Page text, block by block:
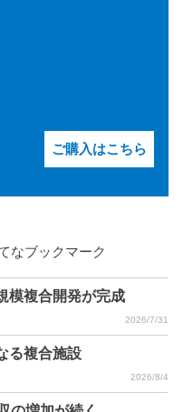
ご購入はこちら
なブックマーク
模複合開発が完成
2026/7/31
る複合施設
2026/8/4